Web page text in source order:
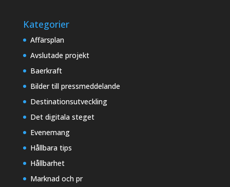
Kategorier
Affärsplan
Avslutade projekt
Baerkraft
Bilder till pressmeddelande
Destinationsutveckling
Det digitala steget
Evenemang
Hållbara tips
Hållbarhet
Marknad och pr